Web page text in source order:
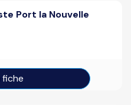
Port la Nouvelle
fiche